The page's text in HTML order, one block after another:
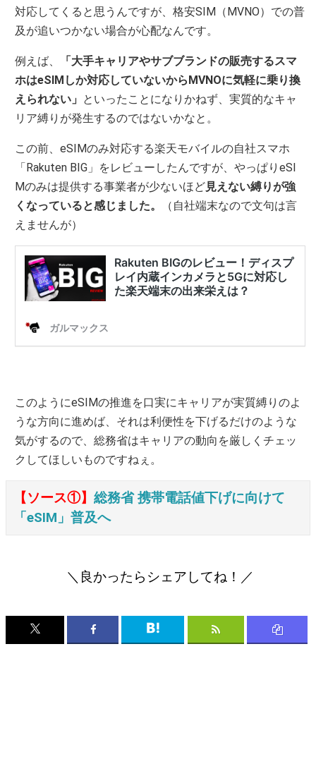
対応してくると思うんですが、格安SIM（MVNO）での普
及が追いつかない場合が心配なんです。
例えば、
「大手キャリアやサブブランドの販売するスマ
ホはeSIMしか対応していないからMVNOに気軽に乗り換
えられない」 といったことになりかねず、実質的なキャ
リア縛りが発生するのではないかなと。
この前、eSIMのみ対応する楽天モバイルの自社スマホ
「Rakuten BIG」をレビューしたんですが、やっぱりeSI
Mのみは提供する事業者が少ないほど見えない縛りが強
くなっていると感じました。
（自社端末なので文句は言
えませんが）
このようにeSIMの推進を口実にキャリアが実質縛りのよ
うな方向に進めば、それは利便性を下げるだけのような
気がするので、総務省はキャリアの動向を厳しくチェッ
クしてほしいものですねぇ。
【ソース①】 総務省 携帯電話値下げに向けて
「eSIM」普及へ
＼良かったらシェアしてね！／